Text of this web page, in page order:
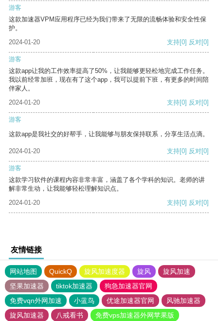
游客
这款加速器VPM应用程序已经为我们带来了无限的流畅体验和安全性保
护。
2024-01-20
支持[0] 反对[0]
游客
这款app让我的工作效率提高了50%，让我能够更轻松地完成工作任务。
我以前经常加班，现在有了这个app，我可以提前下班，有更多的时间陪
伴家人。
2024-01-20
支持[0] 反对[0]
游客
这款app是我社交的好帮手，让我能够与朋友保持联系，分享生活点滴。
2024-01-20 支持[0] 反对[0]
游客
这款学习软件的课程内容非常丰富，涵盖了各个学科的知识。老师的讲
解非常生动，让我能够轻松理解知识点。
2024-01-20
支持[0] 反对[0]
友情链接
网站地图 QuickQ 旋风加速度器 旋风
旋风加速
坚果加速器
tiktok加速器
狗急加速器官网
免费vqn外网加速
小蓝鸟 优途加速器官网
风驰加速器
旋风加速器
八戒看书 免费vps加速器外网苹果版